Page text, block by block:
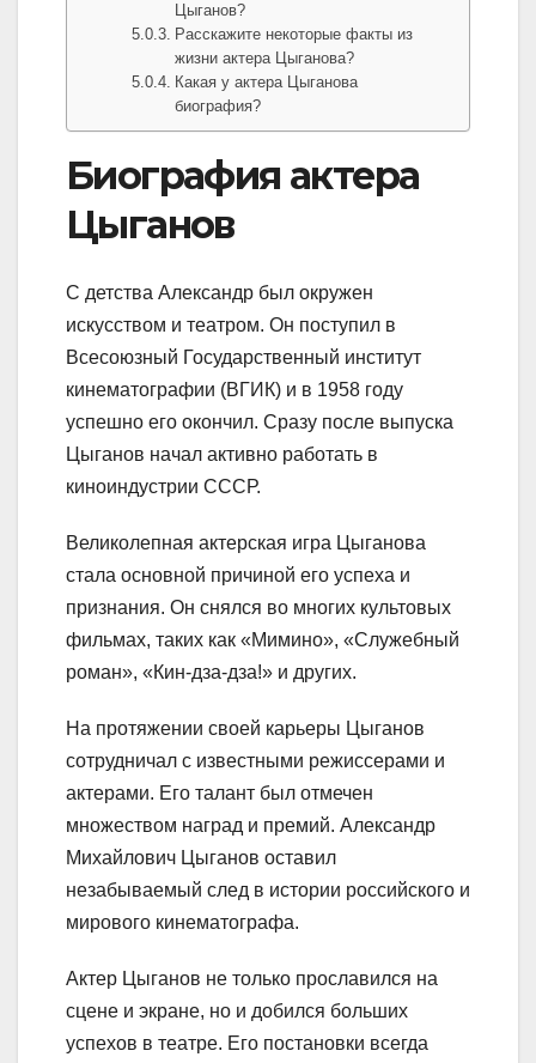
Цыганов?
Расскажите некоторые факты из
жизни актера Цыганова?
Какая у актера Цыганова
биография?
Биография актера
Цыганов
С детства Александр был окружен
искусством и театром. Он поступил в
Всесоюзный Государственный институт
кинематографии (ВГИК) и в 1958 году
успешно его окончил. Сразу после выпуска
Цыганов начал активно работать в
киноиндустрии СССР.
Великолепная актерская игра Цыганова
стала основной причиной его успеха и
признания. Он снялся во многих культовых
фильмах, таких как «Мимино», «Служебный
роман», «Кин-дза-дза!» и других.
На протяжении своей карьеры Цыганов
сотрудничал с известными режиссерами и
актерами. Его талант был отмечен
множеством наград и премий. Александр
Михайлович Цыганов оставил
незабываемый след в истории российского и
мирового кинематографа.
Актер Цыганов не только прославился на
сцене и экране, но и добился больших
успехов в театре. Его постановки всегда